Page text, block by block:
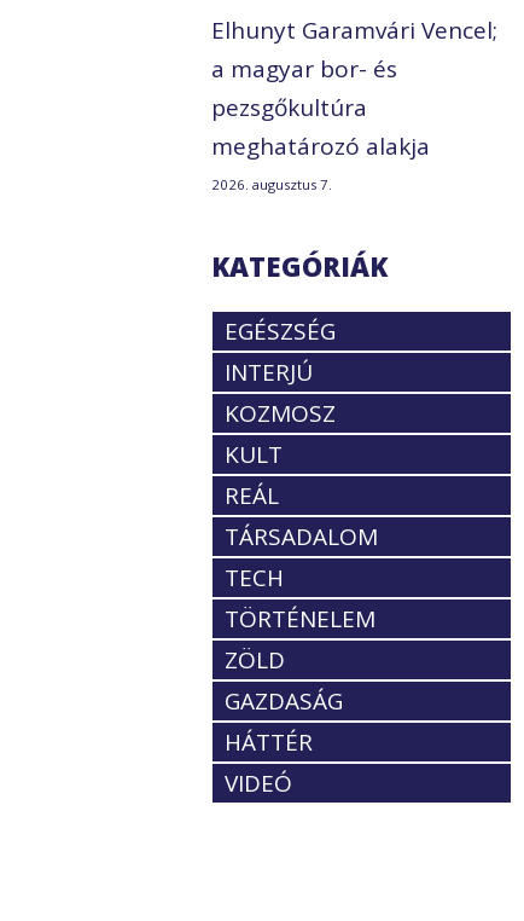
Elhunyt Garamvári Vencel;
a magyar bor- és
pezsgőkultúra
meghatározó alakja
2026. augusztus 7.
KATEGÓRIÁK
EGÉSZSÉG
INTERJÚ
KOZMOSZ
KULT
REÁL
TÁRSADALOM
TECH
TÖRTÉNELEM
ZÖLD
GAZDASÁG
HÁTTÉR
VIDEÓ